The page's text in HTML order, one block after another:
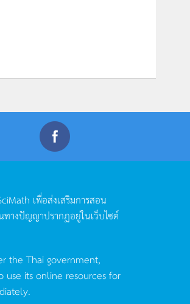
เพื่อส่งเสริมการสอน
างปัญญาปรากฏอยู่ในเว็บไซต์
the Thai government,
use its online resources for